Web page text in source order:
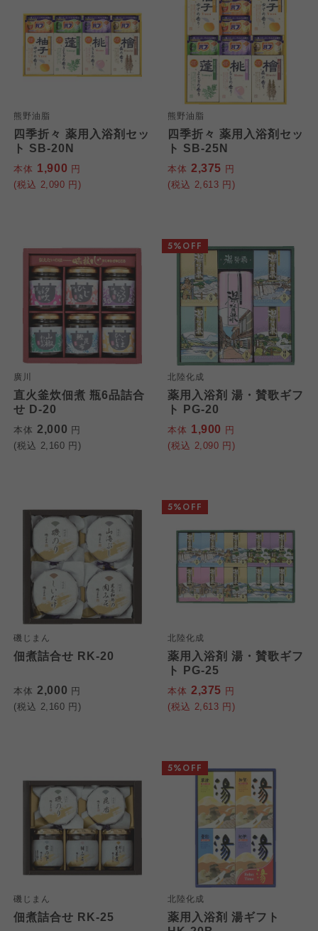
熊野油脂
四季折々 薬用入浴剤セッ
ト SB-20N
本体 1,900 円
(税込 2,090 円)
熊野油脂
四季折々 薬用入浴剤セッ
ト SB-25N
本体 2,375 円
(税込 2,613 円)
廣川
直火釜炊佃煮 瓶6品詰合
せ D-20
本体 2,000 円
(税込 2,160 円)
北陸化成
薬用入浴剤 湯・賛歌ギフ
ト PG-20
本体 1,900 円
(税込 2,090 円)
5%OFF
磯じまん
佃煮詰合せ RK-20
本体 2,000 円
(税込 2,160 円)
北陸化成
薬用入浴剤 湯・賛歌ギフ
ト PG-25
本体 2,375 円
(税込 2,613 円)
5%OFF
磯じまん
佃煮詰合せ RK-25
北陸化成
薬用入浴剤 湯ギフト
5%OFF